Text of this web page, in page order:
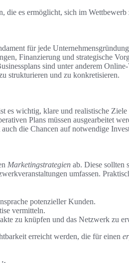
die es ermöglicht, sich im Wettbewerb
für jede
Finanzierung und strategische
sind unter anderem
strukturieren und zu konkretisieren.
es wichtig, klare und realistische
Plans müssen ausgearbeitet
die Chancen auf notwendige
Marketingstrategien ab. Diese sollten
umfassen.
potenzieller Kunden.
vermitteln.
zu knüpfen und das Netzwerk zu
erreicht werden, die für einen